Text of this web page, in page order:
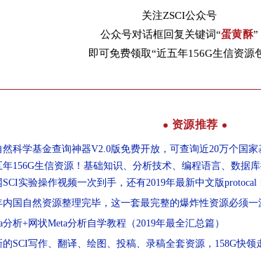
关注ZSCI公众号
公众号对话框回复关键词“蛋黄酥”
即可免费领取“近五年156G生信资源
资源推荐
然科学基金查询神器V2.0版免费开放，可查询近20万个国家
年156G生信资源！基础知识、分析技术、编程语言、数据库
SCI实验操作视频一次到手，还有2019年最新中文版protocal
内国自然资源整理完毕，这一套最完整的爆炸性资源必须一
分析+网状Meta分析自学教程（2019年最全汇总篇）
的SCI写作、翻译、绘图、投稿、录稿全套资源，158G快领